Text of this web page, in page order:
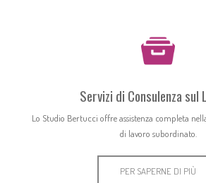
Servizi di Consulenza sul
Lo Studio Bertucci offre assistenza completa
di lavoro subordinato.
PER SAPERNE DI PIÙ